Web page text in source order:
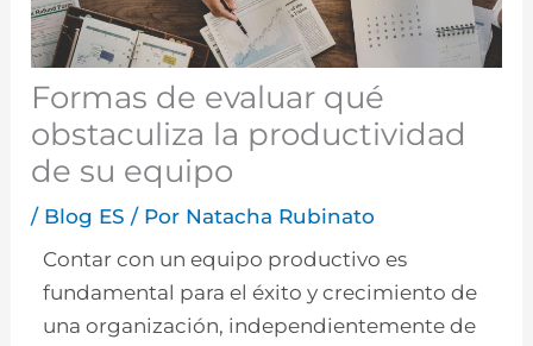
Formas de evaluar qué
obstaculiza la productividad
de su equipo
/ Blog ES / Por Natacha Rubinato
Contar con un equipo productivo es
fundamental para el éxito y crecimiento de
una organización, independientemente de